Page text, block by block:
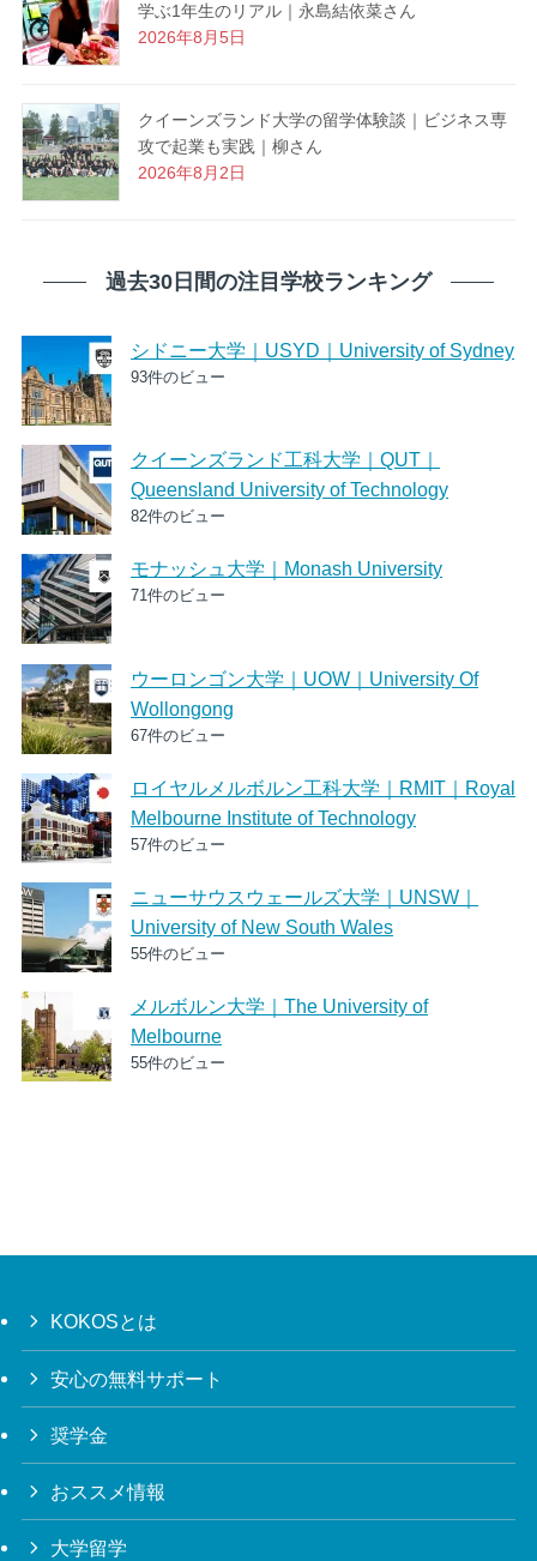
学ぶ1年生のリアル｜永島結依菜さん
2026年8月5日
クイーンズランド大学の留学体験談｜ビジネス専
攻で起業も実践｜柳さん
2026年8月2日
過去30日間の注目学校ランキング
シドニー大学｜USYD｜University of Sydney
93件のビュー
クイーンズランド工科大学｜QUT｜
Queensland University of Technology
82件のビュー
モナッシュ大学｜Monash University
71件のビュー
ウーロンゴン大学｜UOW｜University Of
Wollongong
67件のビュー
ロイヤルメルボルン工科大学｜RMIT｜Royal
Melbourne Institute of Technology
57件のビュー
ニューサウスウェールズ大学｜UNSW｜
University of New South Wales
55件のビュー
メルボルン大学｜The University of
Melbourne
55件のビュー
KOKOSとは
安心の無料サポート
奨学金
おススメ情報
大学留学